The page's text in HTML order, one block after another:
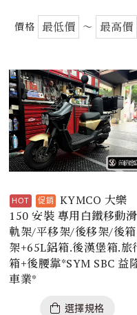
價格 ～
KYMCO 大樂
150 安裝 專用白鐵移動滑
軌架/平移架/後移架/後箱
架+65L鋁箱.後漢堡箱.旅
箱+後腰靠*SYM SBC 益
車業*
選擇規格